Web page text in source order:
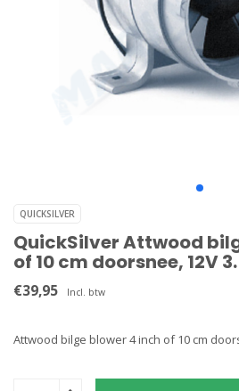
QUICKSILVER
QuickSilver Attwood
of 10 cm doorsnee, 12V
€39,95 Incl. btw
Attwood bilge blower 4 inch of 10 cm